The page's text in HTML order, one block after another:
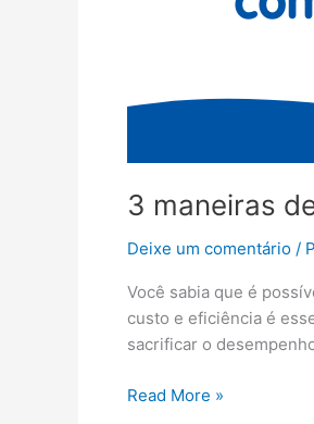
3 maneiras
Deixe um comentário /
Você sabia que é
custo e eficiência é
sacrificar o
Read More »